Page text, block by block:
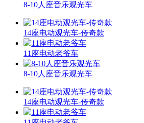
8-10人座音乐观光车
14座电动观光车-传奇款
11座电动老爷车
8-10人座音乐观光车
14座电动观光车-传奇款